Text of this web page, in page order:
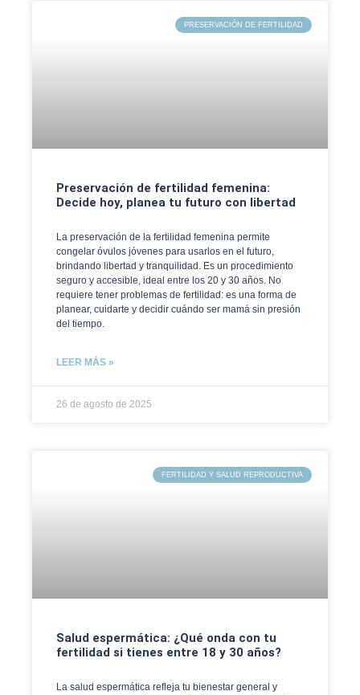
PRESERVACIÓN DE FERTILIDAD
Preservación de fertilidad femenina:
Decide hoy, planea tu futuro con libertad
La preservación de la fertilidad femenina permite
congelar óvulos jóvenes para usarlos en el futuro,
brindando libertad y tranquilidad. Es un procedimiento
seguro y accesible, ideal entre los 20 y 30 años. No
requiere tener problemas de fertilidad: es una forma de
planear, cuidarte y decidir cuándo ser mamá sin presión
del tiempo.
LEER MÁS »
26 de agosto de 2025
FERTILIDAD Y SALUD REPRODUCTIVA
Salud espermática: ¿Qué onda con tu
fertilidad si tienes entre 18 y 30 años?
La salud espermática refleja tu bienestar general y